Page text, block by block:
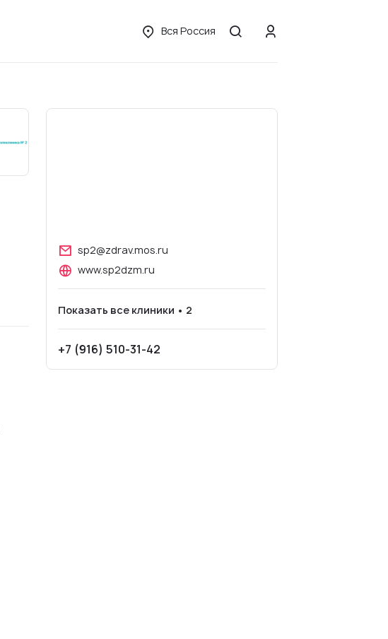
Вся Россия
sp2@zdrav.mos.ru
www.sp2dzm.ru
Показать все клиники • 2
+7 (916) 510-31-42